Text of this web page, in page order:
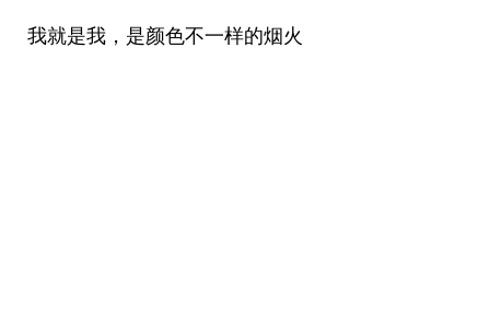
我就是我，是颜色不一样的烟火